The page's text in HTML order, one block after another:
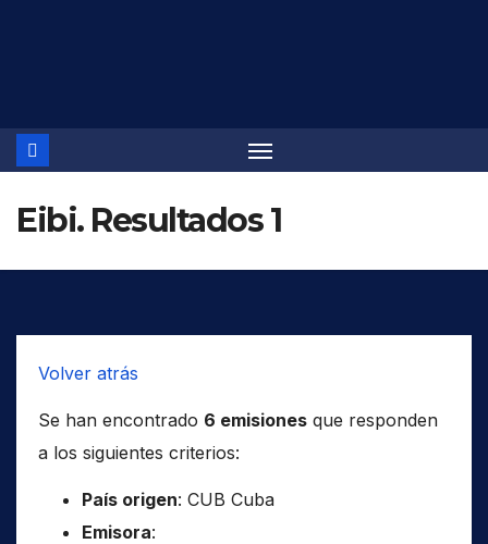
Eibi. Resultados 1
Volver atrás
Se han encontrado 6 emisiones que responden
a los siguientes criterios:
País origen: CUB Cuba
Emisora: